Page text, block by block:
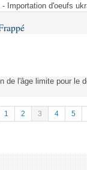
Importation d'oeufs
de l'âge limite pour le
1 2 3 4 5